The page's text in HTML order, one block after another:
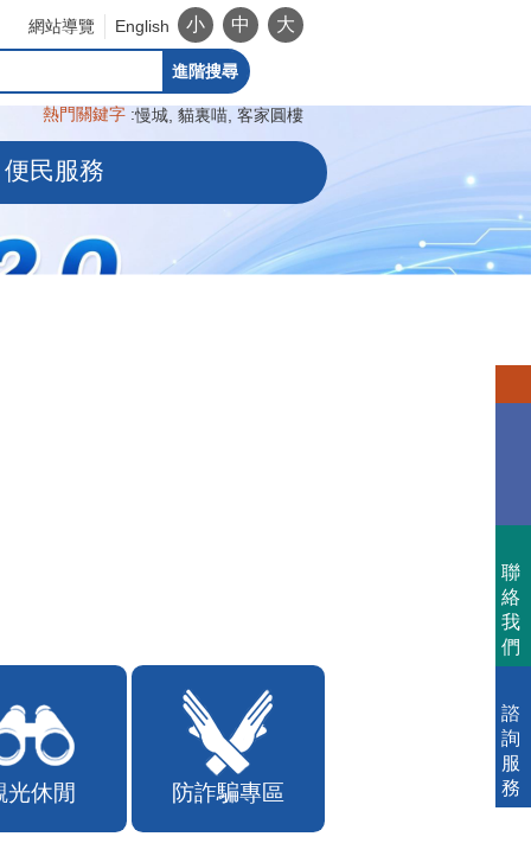
網站導覽 English 小 中 大
進階搜尋
熱門關鍵字 慢城 貓裏喵 客家圓樓
便民服務
光休閒 防詐騙專區
聯
絡
我
們
諮
詢
服
務